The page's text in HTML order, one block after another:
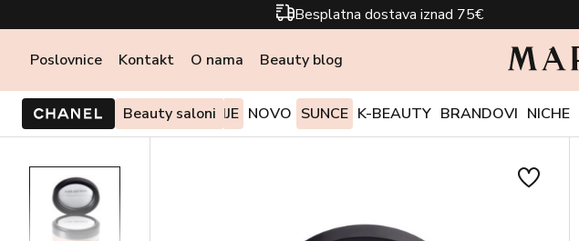
Besplatna dostava iznad 75€
Poslovnice Kontakt O nama Beauty blog
Beauty saloni
PONUDE I AKCIJE NOVO SUNCE K-BEAUTY BRANDOVI NICHE